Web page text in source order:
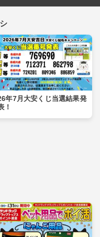
年7月大安くじ当選結果発
！